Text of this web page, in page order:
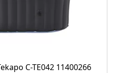
C-TE042 11400266